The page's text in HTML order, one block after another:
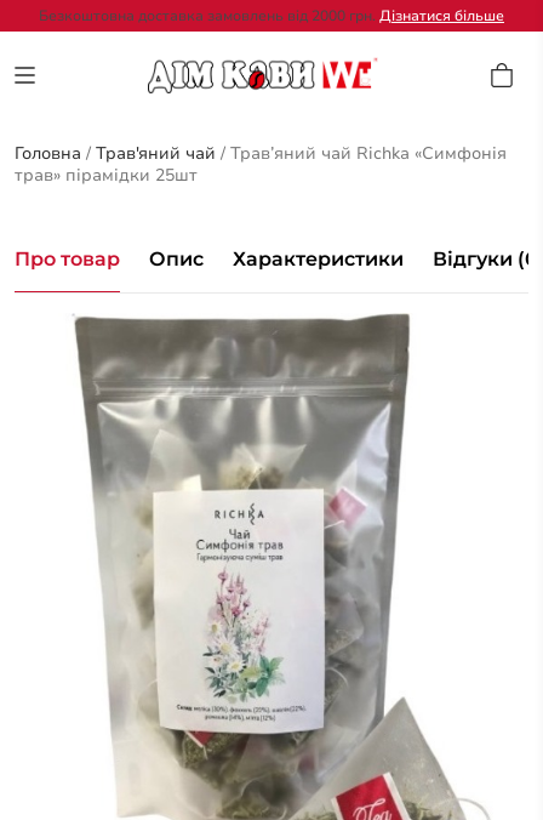
Безкоштовна доставка замовлень від 2000 грн. Дізнатися більше
Головна / Трав'яний чай / Трав’яний чай Richka «Симфонія
трав» пірамідки 25шт
Про товар Опис Характеристики Відгуки